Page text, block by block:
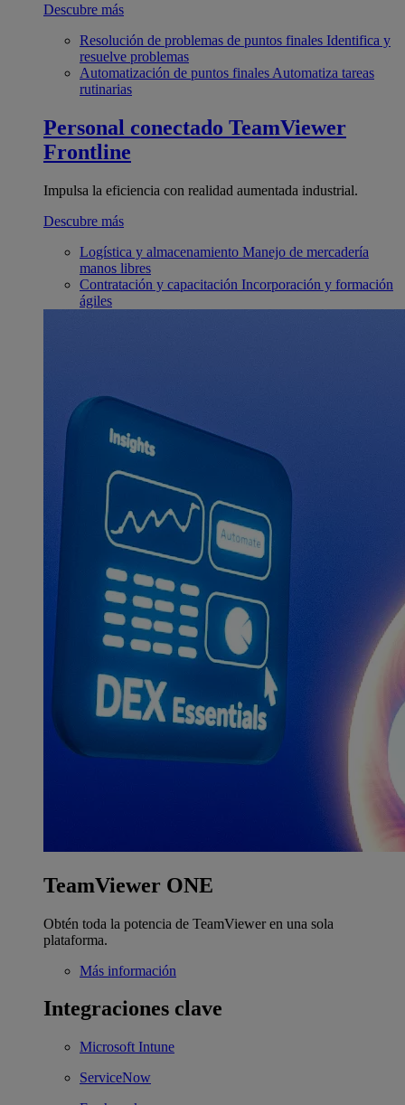
Descubre más
Resolución de problemas de puntos finales Identifica y
resuelve problemas
Automatización de puntos finales Automatiza tareas
rutinarias
Personal conectado TeamViewer
Frontline
Impulsa la eficiencia con realidad aumentada industrial.
Descubre más
Logística y almacenamiento Manejo de mercadería
manos libres
Contratación y capacitación Incorporación y formación
ágiles
TeamViewer ONE
Obtén toda la potencia de TeamViewer en una sola
plataforma.
Más información
Integraciones clave
Microsoft Intune
ServiceNow